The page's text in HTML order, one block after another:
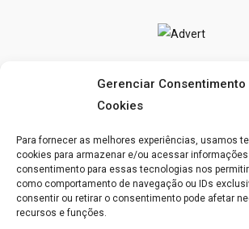
Gerenciar Consentimento
Cookies
Para fornecer as melhores experiências, usamos
cookies para armazenar e/ou acessar
consentimento para essas tecnologias nos
como comportamento de navegação ou IDs
consentir ou retirar o consentimento pode afetar
recursos e funções.